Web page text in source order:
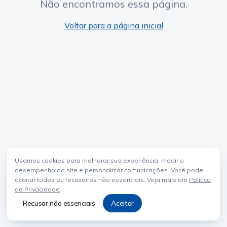
Usamos cookies para melhorar sua experiência, medir o
desempenho do site e personalizar comunicações. Você pode
aceitar todos ou recusar os não essenciais. Veja mais em Política
de Privacidade.
Recusar não essenciais Aceitar
Não encontramos essa página.
Voltar para a página inicial